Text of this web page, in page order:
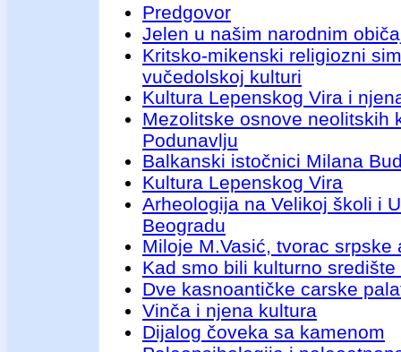
Predgovor
Jelen u našim narodnim
Kritsko-mikenski religiozni
vučedolskoj kulturi
Kultura Lepenskog Vira i
Mezolitske osnove neolitskih
Podunavlju
Balkanski istočnici Milana
Kultura Lepenskog Vira
Arheologija na Velikoj školi i
Beogradu
Miloje M.Vasić, tvorac srpske
Kad smo bili kulturno središte
Dve kasnoantičke carske
Vinča i njena kultura
Dijalog čoveka sa kamenom